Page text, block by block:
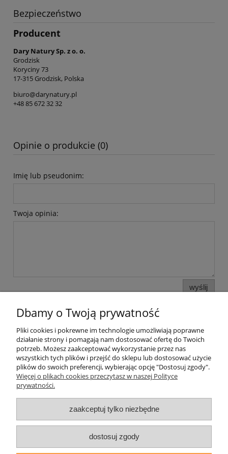
Bezpieczeństwo
Producent
Dary Natury Sp. z o. o.
Grodzisk
Koryciny 73
17-315 Grodzisk, Polska
biuro@darynatury.pl
+48 85 672 32 32
Opinie o produkcie (0)
Imię lub pseudonim:
Twoja opinia:
wyślij
Pomoc
Moje konto
Informacje
O nas
Dbamy o Twoją prywatność
Pliki cookies i pokrewne im technologie umożliwiają poprawne
działanie strony i pomagają nam dostosować ofertę do Twoich
potrzeb. Możesz zaakceptować wykorzystanie przez nas
wszystkich tych plików i przejść do sklepu lub dostosować użycie
plików do swoich preferencji, wybierając opcję "Dostosuj zgody".
Więcej o plikach cookies przeczytasz w naszej Polityce
prywatności.
zaakceptuj tylko niezbędne
dostosuj zgody